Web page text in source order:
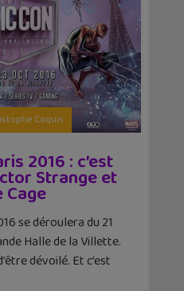
Coquis
2016 : c’est
Strange et
Cage
se déroulera du 21
Halle de la Villette.
dévoilé. Et c’est